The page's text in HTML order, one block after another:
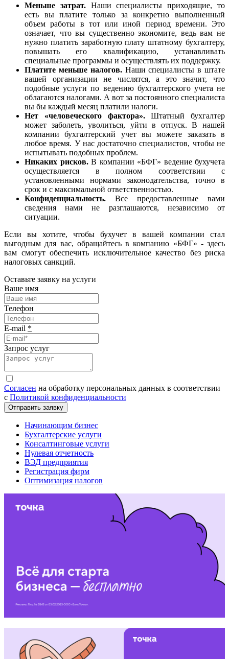
Меньше затрат.Наши специалисты приходящие, то
есть вы платите только за конкретно выполненный
объем работы в тот или иной период времени. Это
означает, что вы существенно экономите, ведь вам не
нужно платить заработную плату штатному бухгалтеру,
повышать его квалификацию, устанавливать
специальные программы и осуществлять их поддержку.
Платите меньше налогов.Наши специалисты в штате
вашей организации не числятся, а это значит, что
подобные услуги по ведению бухгалтерского учета не
облагаются налогами. А вот за постоянного специалиста
вы бы каждый месяц платили налоги.
Нет «человеческого фактора».Штатный бухгалтер
может заболеть, уволиться, уйти в отпуск. В нашей
компании бухгалтерский учет вы можете заказать в
любое время. У нас достаточно специалистов, чтобы не
испытывать подобных проблем.
Никаких рисков.В компании «БФГ» ведение бухучета
осуществляется в полном соответствии с
установленными нормами законодательства, точно в
срок и с максимальной ответственностью.
Конфиденциальность. Все предоставленные вами
сведения нами не разглашаются, независимо от
ситуации.
Если вы хотите, чтобы бухучет в вашей компании стал
выгодным для вас, обращайтесь в компанию «БФГ» - здесь
вам смогут обеспечить исключительное качество без риска
налоговых санкций.
Оставьте заявку на услуги
Ваше имя
Телефон
E-mail *
Запрос услуг
Согласен на обработку персональных данных в соответствии
с Политикой конфиденциальности
Отправить заявку
Начинающим бизнес
Бухгалтерские услуги
Консалтинговые услуги
Нулевая отчетность
ВЭД предприятия
Регистрация фирм
Оптимизация налогов